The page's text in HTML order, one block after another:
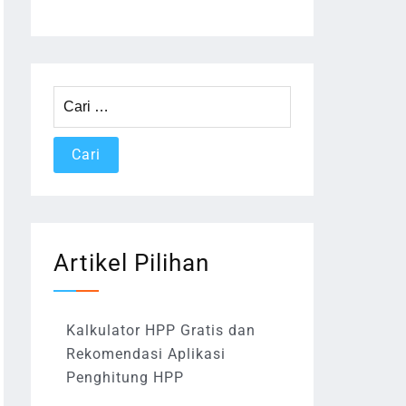
untuk:
Artikel Pilihan
Kalkulator HPP Gratis dan
Rekomendasi Aplikasi
Penghitung HPP